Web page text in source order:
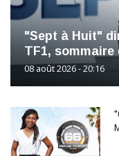
"Sept à Huit"
TF1,
08 août 2026 - 20:16